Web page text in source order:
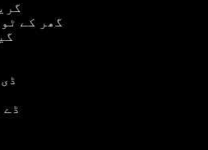
گھر کے